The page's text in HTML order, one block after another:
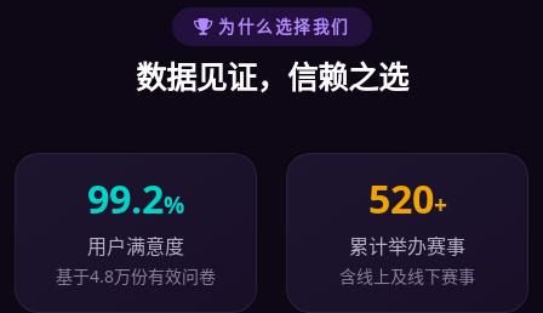
为什么选择我们
数据见证，信赖之选
99.2%
用户满意度
基于4.8万份有效问卷
520+
累计举办赛事
含线上及线下赛事